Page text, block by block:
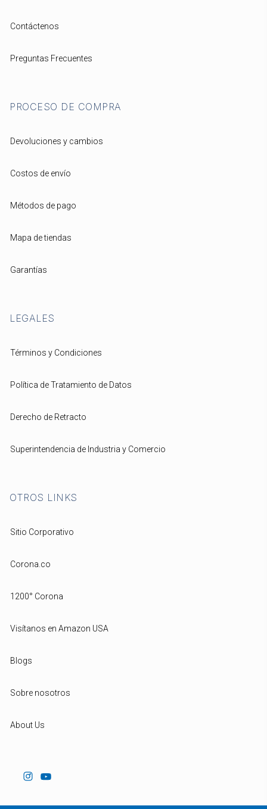
Contáctenos
Preguntas Frecuentes
PROCESO DE COMPRA
Devoluciones y cambios
Costos de envío
Métodos de pago
Mapa de tiendas
Garantías
LEGALES
Términos y Condiciones
Política de Tratamiento de Datos
Derecho de Retracto
Superintendencia de Industria y Comercio
OTROS LINKS
Sitio Corporativo
Corona.co
1200° Corona
Visítanos en Amazon USA
Blogs
Sobre nosotros
About Us